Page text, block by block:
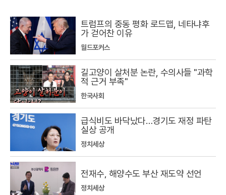
트럼프의 중동 평화 로드맵, 네타냐후
가 걷어찬 이유
월드포커스
길고양이 살처분 논란, 수의사들 "과학
적 근거 부족"
한국사회
급식비도 바닥났다…경기도 재정 파탄
실상 공개
정치세상
전재수, 해양수도 부산 재도약 선언
정치세상